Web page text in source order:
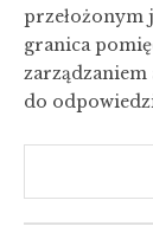
przełożonym
granica
do